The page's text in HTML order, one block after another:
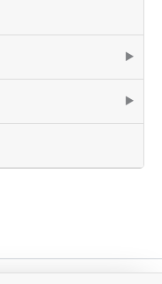
▶
▶